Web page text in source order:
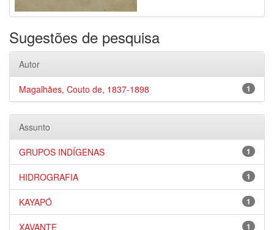
Sugestões de pesquisa
Autor
1
Magalhães, Couto de, 1837-1898
Assunto
1
GRUPOS INDÍGENAS
1
HIDROGRAFIA
1
KAYAPÓ
1
XAVANTE